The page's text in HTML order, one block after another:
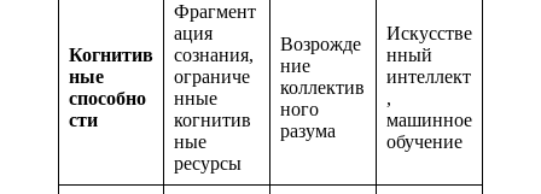
Когнитив
ные
способно
сти
Фрагмент
ация
сознания,
ограниче
нные
когнитив
ные
ресурсы
Возрожде
ние
коллектив
ного
разума
Искусстве
нный
интеллект
,
машинное
обучение